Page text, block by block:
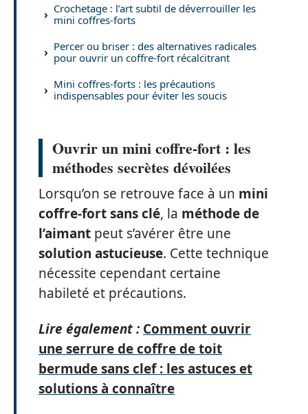
Crochetage : l’art subtil de déverrouiller les
mini coffres-forts
Percer ou briser : des alternatives radicales
pour ouvrir un coffre-fort récalcitrant
Mini coffres-forts : les précautions
indispensables pour éviter les soucis
Ouvrir un mini coffre-fort : les
méthodes secrètes dévoilées
Lorsqu’on se retrouve face à un mini
coffre-fort sans clé, la méthode de
l’aimant peut s’avérer être une
solution astucieuse. Cette technique
nécessite cependant certaine
habileté et précautions.
Lire également : Comment ouvrir
une serrure de coffre de toit
bermude sans clef : les astuces et
solutions à connaître